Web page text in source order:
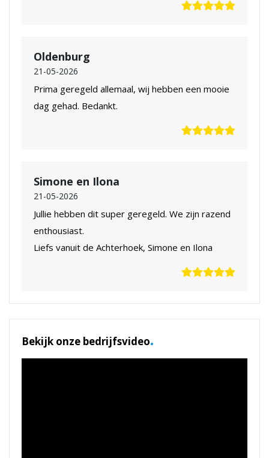
Oldenburg
21-05-2026
Prima geregeld allemaal, wij hebben een mooie
dag gehad. Bedankt.
Simone en Ilona
21-05-2026
Jullie hebben dit super geregeld. We zijn razend
enthousiast.
Liefs vanuit de Achterhoek, Simone en Ilona
Bekijk onze bedrijfsvideo.